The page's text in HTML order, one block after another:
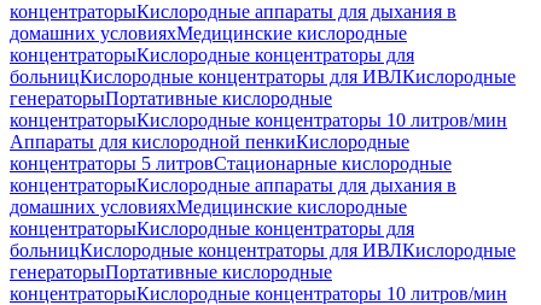
концентраторыКислородные аппараты для дыхания в
домашних условияхМедицинские кислородные
концентраторыКислородные концентраторы для
больницКислородные концентраторы для ИВЛКислородные
генераторыПортативные кислородные
концентраторыКислородные концентраторы 10 литров/мин
Аппараты для кислородной пенкиКислородные
концентраторы 5 литровСтационарные кислородные
концентраторыКислородные аппараты для дыхания в
домашних условияхМедицинские кислородные
концентраторыКислородные концентраторы для
больницКислородные концентраторы для ИВЛКислородные
генераторыПортативные кислородные
концентраторыКислородные концентраторы 10 литров/мин